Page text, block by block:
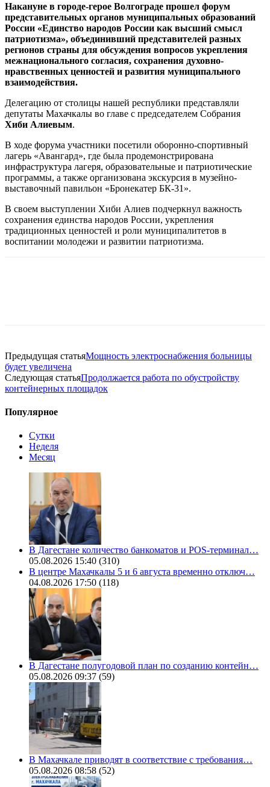
Накануне в городе-герое Волгограде прошел форум
представительных органов муниципальных образований
России «Единство народов России как высший смысл
патриотизма», объединивший представителей разных
регионов страны для обсуждения вопросов укрепления
межнационального согласия, сохранения духовно-
нравственных ценностей и развития муниципального
взаимодействия.
Делегацию от столицы нашей республики представляли
депутаты Махачкалы во главе с председателем Собрания
Хиби Алиевым.
В ходе форума участники посетили оборонно-спортивный
лагерь «Авангард», где была продемонстрирована
инфраструктура лагеря, образовательные и патриотические
программы, а также организована экскурсия в музейно-
выставочный павильон «Бронекатер БК-31».
В своем выступлении Хиби Алиев подчеркнул важность
сохранения единства народов России, укрепления
традиционных ценностей и роли муниципалитетов в
воспитании молодежи и развитии патриотизма.
Предыдущая статьяМощность электроснабжения больницы
будет увеличена
Следующая статьяПродолжается работа по обустройству
контейнерных площадок
Популярное
Сутки
Неделя
Месяц
В Дагестане количество банкоматов и POS-терминал…
05.08.2026 15:40 (310)
В центре Махачкалы 5 и 6 августа временно отключ…
04.08.2026 17:50 (118)
В Дагестане полугодовой план по созданию контейн…
05.08.2026 09:37 (59)
В Махачкале приводят в соответствие с требования…
05.08.2026 08:58 (52)